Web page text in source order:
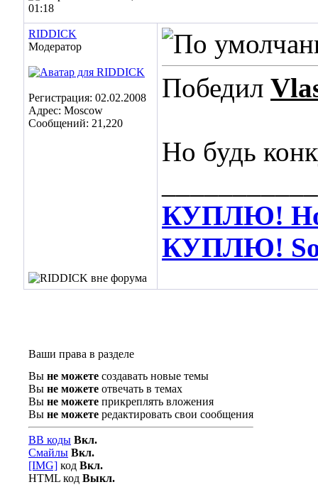
01:18
RIDDICK
Модератор
Регистрация: 02.02.2008
Адрес: Moscow
Сообщений: 21,220
Победил
Но будь
КУПЛЮ!
КУПЛЮ!
Ваши права в разделе
Вы не можете создавать новые темы
Вы не можете отвечать в темах
Вы не можете прикреплять вложения
Вы не можете редактировать свои сообщения
BB коды Вкл.
Смайлы Вкл.
[IMG] код Вкл.
HTML код Выкл.